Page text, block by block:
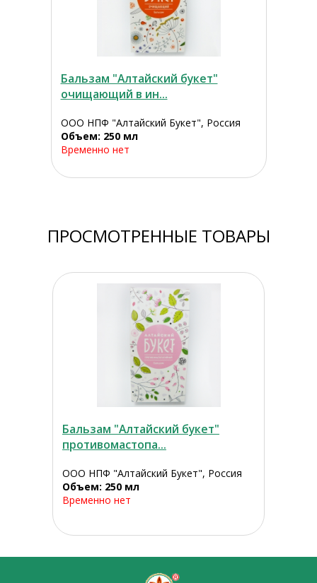
Бальзам "Алтайский букет"
очищающий в ин...
ООО НПФ "Алтайский Букет", Россия
Объем: 250 мл
Временно нет
ПРОСМОТРЕННЫЕ ТОВАРЫ
Бальзам "Алтайский букет"
противомастопа...
ООО НПФ "Алтайский Букет", Россия
Объем: 250 мл
Временно нет